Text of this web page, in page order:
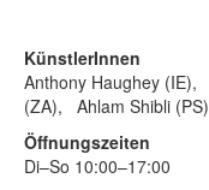
KünstlerInnen
Anthony Haughey
(ZA), Ahlam Shibli
Öffnungszeiten
Di–So 10:00–17:00